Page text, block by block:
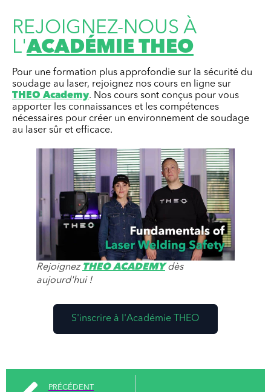
REJOIGNEZ-NOUS À
L'ACADÉMIE THEO
Pour une formation plus approfondie sur la sécurité du
soudage au laser, rejoignez nos cours en ligne sur
THEO Academy. Nos cours sont conçus pour vous
apporter les connaissances et les compétences
nécessaires pour créer un environnement de soudage
au laser sûr et efficace.
Rejoignez THEO ACADEMYdès
aujourd'hui !
S'inscrire à l'Académie THEO
PRÉCÉDENT